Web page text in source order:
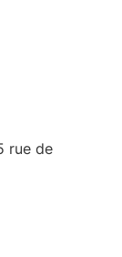
rue de